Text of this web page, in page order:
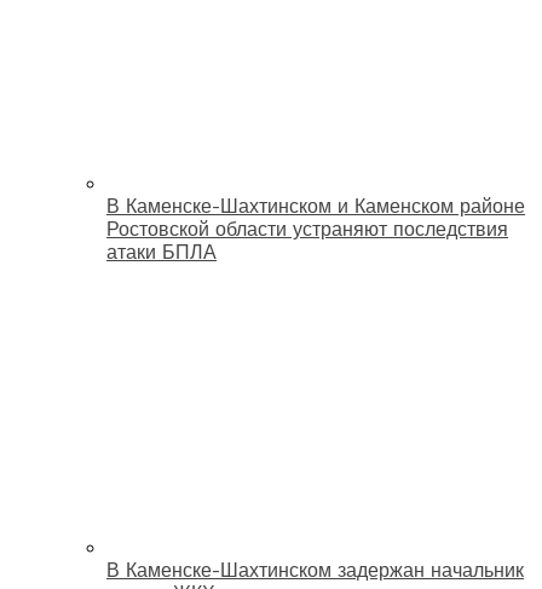
В Каменске-Шахтинском и Каменском районе
Ростовской области устраняют последствия
атаки БПЛА
В Каменске-Шахтинском задержан начальник